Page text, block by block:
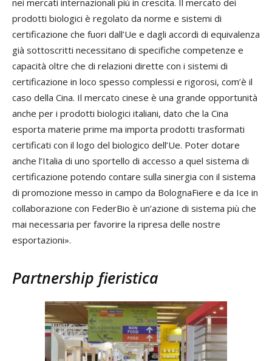
nei mercati internazionali più in crescita. Il mercato dei
prodotti biologici è regolato da norme e sistemi di
certificazione che fuori dall’Ue e dagli accordi di equivalenza
già sottoscritti necessitano di specifiche competenze e
capacità oltre che di relazioni dirette con i sistemi di
certificazione in loco spesso complessi e rigorosi, com’è il
caso della Cina. Il mercato cinese è una grande opportunità
anche per i prodotti biologici italiani, dato che la Cina
esporta materie prime ma importa prodotti trasformati
certificati con il logo del biologico dell’Ue. Poter dotare
anche l’Italia di uno sportello di accesso a quel sistema di
certificazione potendo contare sulla sinergia con il sistema
di promozione messo in campo da BolognaFiere e da Ice in
collaborazione con FederBio è un’azione di sistema più che
mai necessaria per favorire la ripresa delle nostre
esportazioni».
Partnership fieristica